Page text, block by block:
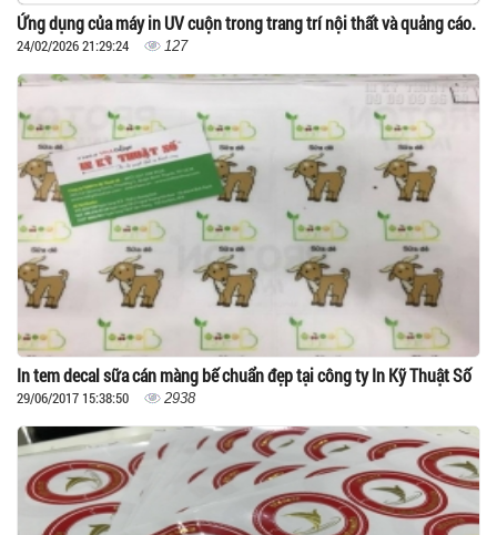
Ứng dụng của máy in UV cuộn trong trang trí nội thất và quảng cáo.
24/02/2026 21:29:24 127
In tem decal sữa cán màng bế chuẩn đẹp tại công ty In Kỹ Thuật Số
29/06/2017 15:38:50 2938